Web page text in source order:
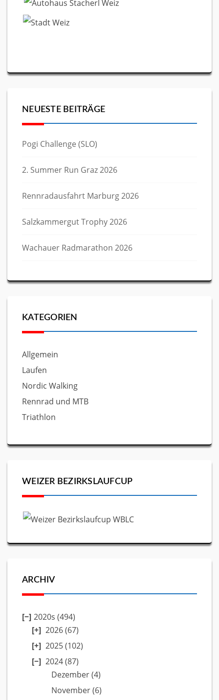
NEUESTE BEITRÄGE
Pogi Challenge (SLO)
2. Summer Run Graz 2026
Rennradausfahrt Marburg 2026
Salzkammergut Trophy 2026
Wachauer Radmarathon 2026
KATEGORIEN
Allgemein
Laufen
Nordic Walking
Rennrad und MTB
Triathlon
WEIZER BEZIRKSLAUFCUP
ARCHIV
2020s (494)
2026(67)
2025(102)
2024(87)
Dezember(4)
November(6)